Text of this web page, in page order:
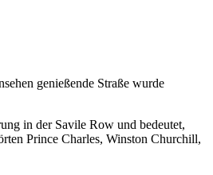
genießende Straße wurde
in der Savile Row und bedeutet,
Prince Charles, Winston Churchill,